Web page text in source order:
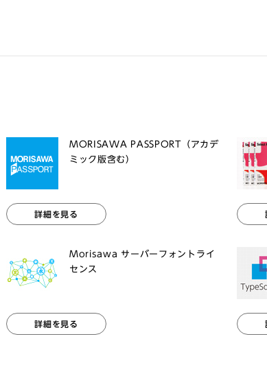
MORISAWA PASSPORT（アカデ
ミック版含む）
詳細を見る
Morisawa サーバーフォントライ
センス
詳細を見る